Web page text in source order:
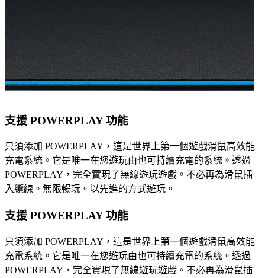
支援 POWERPLAY 功能
只須添加 POWERPLAY，這是世界上第一個遊戲滑鼠高效能
充電系統。它是唯一在您遊玩由也可持續充電的系統。透過
POWERPLAY，完全實現了無線遊玩遊戲。不必再為滑鼠插
入纜線。無限暢玩。以先進的方式遊玩。
支援 POWERPLAY 功能
只須添加 POWERPLAY，這是世界上第一個遊戲滑鼠高效能
充電系統。它是唯一在您遊玩由也可持續充電的系統。透過
POWERPLAY，完全實現了無線遊玩遊戲。不必再為滑鼠插